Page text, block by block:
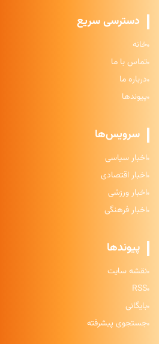
دسترسی سریع
خانه
تماس با ما
درباره ما
پیوندها
سرویس‌ها
اخبار سیاسی
اخبار اقتصادی
اخبار ورزشی
اخبار فرهنگی
پیوندها
نقشه سایت
RSS
بایگانی
جستجوی پیشرفته